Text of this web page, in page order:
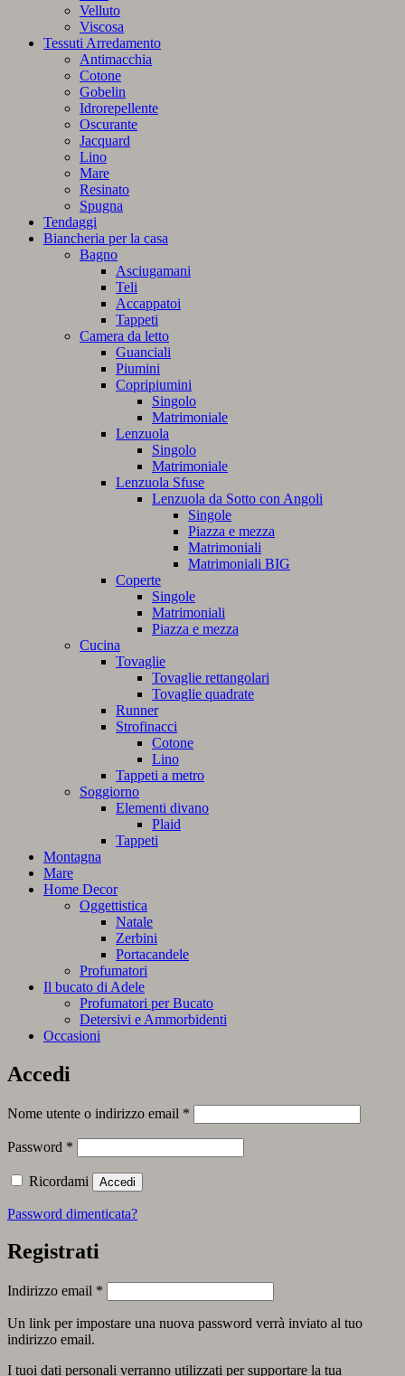
Velluto
Viscosa
Tessuti Arredamento
Antimacchia
Cotone
Gobelin
Idrorepellente
Oscurante
Jacquard
Lino
Mare
Resinato
Spugna
Tendaggi
Biancheria per la casa
Bagno
Asciugamani
Teli
Accappatoi
Tappeti
Camera da letto
Guanciali
Piumini
Copripiumini
Singolo
Matrimoniale
Lenzuola
Singolo
Matrimoniale
Lenzuola Sfuse
Lenzuola da Sotto con Angoli
Singole
Piazza e mezza
Matrimoniali
Matrimoniali BIG
Coperte
Singole
Matrimoniali
Piazza e mezza
Cucina
Tovaglie
Tovaglie rettangolari
Tovaglie quadrate
Runner
Strofinacci
Cotone
Lino
Tappeti a metro
Soggiorno
Elementi divano
Plaid
Tappeti
Montagna
Mare
Home Decor
Oggettistica
Natale
Zerbini
Portacandele
Profumatori
Il bucato di Adele
Profumatori per Bucato
Detersivi e Ammorbidenti
Occasioni
Accedi
Nome utente o indirizzo email *
Password *
Ricordami Accedi
Password dimenticata?
Registrati
Indirizzo email *
Un link per impostare una nuova password verrà inviato al tuo
indirizzo email.
I tuoi dati personali verranno utilizzati per supportare la tua